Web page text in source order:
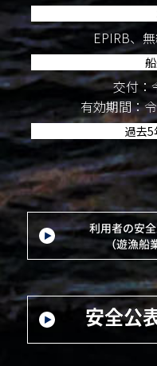
EPIRB、
交付：
有効期間：
過去5